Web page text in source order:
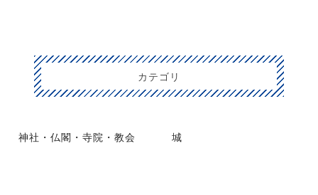
カテゴリ
神社・仏閣・寺院・教会 城